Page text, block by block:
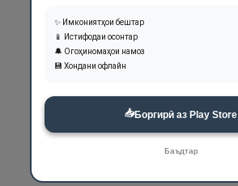
✨ Имкониятҳои бештар
📱 Истифодаи осонтар
🔔 Огоҳиномаҳои намоз
💾 Хондани офлайн
📥Боргирӣ аз Play Store
Баъдтар